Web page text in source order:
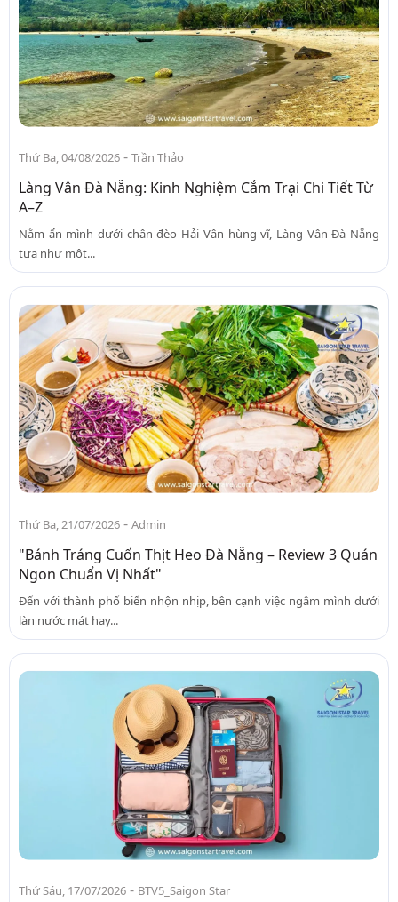
Thứ Ba, 04/08/2026 - Trần Thảo
Làng Vân Đà Nẵng: Kinh Nghiệm Cắm Trại Chi Tiết Từ
A–Z
Nằm ẩn mình dưới chân đèo Hải Vân hùng vĩ, Làng Vân Đà Nẵng
tựa như một...
Thứ Ba, 21/07/2026 - Admin
"Bánh Tráng Cuốn Thịt Heo Đà Nẵng – Review 3 Quán
Ngon Chuẩn Vị Nhất"
Đến với thành phố biển nhộn nhịp, bên cạnh việc ngâm mình dưới
làn nước mát hay...
Thứ Sáu, 17/07/2026 - BTV5_Saigon Star